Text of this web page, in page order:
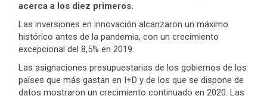
acerca a los diez primeros.
Las inversiones en innovación alcanzaron un máximo
histórico antes de la pandemia, con un crecimiento
excepcional del 8,5% en 2019.
Las asignaciones presupuestarias de los gobiernos de los
países que más gastan en I+D y de los que se dispone de
datos mostraron un crecimiento continuado en 2020. Las